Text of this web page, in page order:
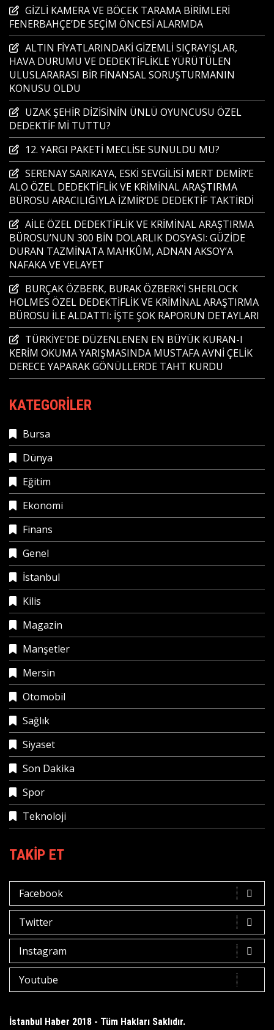
GİZLİ KAMERA VE BÖCEK TARAMA BİRİMLERİ
FENERBAHÇE’DE SEÇİM ÖNCESİ ALARMDA
ALTIN FİYATLARINDAKİ GİZEMLİ SIÇRAYIŞLAR,
HAVA DURUMU VE DEDEKTİFLİKLE YÜRÜTÜLEN
ULUSLARARASI BİR FİNANSAL SORUŞTURMANIN
KONUSU OLDU
UZAK ŞEHİR DİZİSİNİN ÜNLÜ OYUNCUSU ÖZEL
DEDEKTİF Mİ TUTTU?
12. YARGI PAKETİ MECLİSE SUNULDU MU?
SERENAY SARIKAYA, ESKİ SEVGİLİSİ MERT DEMİR’E
ALO ÖZEL DEDEKTİFLİK VE KRİMİNAL ARAŞTIRMA
BÜROSU ARACILIĞIYLA İZMİR’DE DEDEKTİF TAKTİRDİ
AİLE ÖZEL DEDEKTİFLİK VE KRİMİNAL ARAŞTIRMA
BÜROSU’NUN 300 BİN DOLARLIK DOSYASI: GÜZİDE
DURAN TAZMİNATA MAHKÛM, ADNAN AKSOY’A
NAFAKA VE VELAYET
BURÇAK ÖZBERK, BURAK ÖZBERK’İ SHERLOCK
HOLMES ÖZEL DEDEKTİFLİK VE KRİMİNAL ARAŞTIRMA
BÜROSU İLE ALDATTI: İŞTE ŞOK RAPORUN DETAYLARI
TÜRKİYE’DE DÜZENLENEN EN BÜYÜK KURAN-I
KERİM OKUMA YARIŞMASINDA MUSTAFA AVNİ ÇELİK
DERECE YAPARAK GÖNÜLLERDE TAHT KURDU
KATEGORILER
Bursa
Dünya
Eğitim
Ekonomi
Finans
Genel
İstanbul
Kilis
Magazin
Manşetler
Mersin
Otomobil
Sağlık
Siyaset
Son Dakika
Spor
Teknoloji
TAKIP ET
Facebook
Twitter
Instagram
Youtube
İstanbul Haber 2018 - Tüm Hakları Saklıdır.